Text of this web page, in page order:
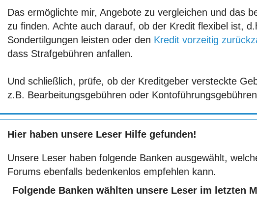
Das ermöglichte mir, Angebote zu vergleichen und das
zu finden. Achte auch darauf, ob der Kredit flexibel ist,
Sondertilgungen leisten oder den Kredit vorzeitig
dass Strafgebühren anfallen.
Und schließlich, prüfe, ob der Kreditgeber versteckte
z.B. Bearbeitungsgebühren oder
Hier haben unsere Leser Hilfe gefunden!
Unsere Leser haben folgende Banken ausgewählt,
Forums ebenfalls bedenkenlos empfehlen kann.
Folgende Banken wählten unsere Leser im letzten